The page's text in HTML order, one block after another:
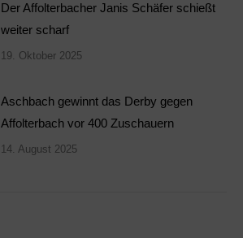
Der Affolterbacher Janis Schäfer schießt
weiter scharf
19. Oktober 2025
Aschbach gewinnt das Derby gegen
Affolterbach vor 400 Zuschauern
14. August 2025